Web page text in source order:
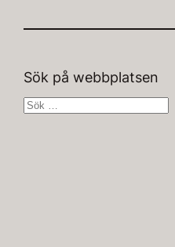
Sök på webbplatsen
S